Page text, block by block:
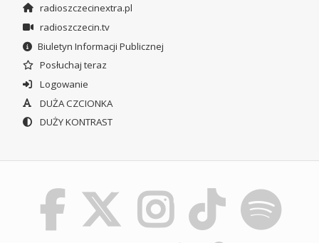
radioszczecinextra.pl
radioszczecin.tv
Biuletyn Informacji Publicznej
Posłuchaj teraz
Logowanie
DUŻA CZCIONKA
DUŻY KONTRAST